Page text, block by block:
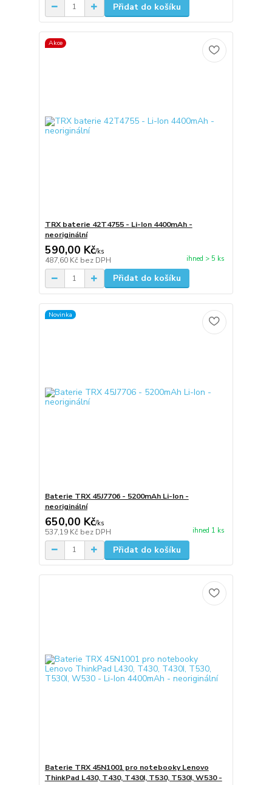
Přidat do košíku
Akce
TRX baterie 42T4755 - Li-Ion 4400mAh -
neoriginální
590,00 Kč/ks
487,60 Kč bez DPH ihned > 5 ks
Přidat do košíku
Novinka
Baterie TRX 45J7706 - 5200mAh Li-Ion -
neoriginální
650,00 Kč/ks
537,19 Kč bez DPH ihned 1 ks
Přidat do košíku
Baterie TRX 45N1001 pro notebooky Lenovo
ThinkPad L430, T430, T430I, T530, T530I, W530 -